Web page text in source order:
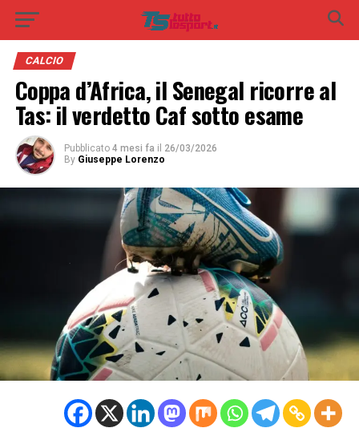
CALCIO
Coppa d’Africa, il Senegal ricorre al
Tas: il verdetto Caf sotto esame
Pubblicato 4 mesi fa il 26/03/2026
By Giuseppe Lorenzo